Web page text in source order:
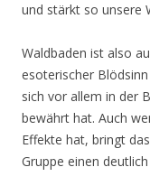
und stärkt so unsere
Waldbaden ist also
esoterischer
sich vor allem in der
bewährt hat. Auch
Effekte hat, bringt
Gruppe einen